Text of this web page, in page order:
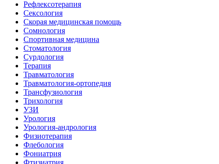
Рефлексотерапия
Сексология
Скорая медицинская помощь
Сомнология
Спортивная медицина
Стоматология
Сурдология
Терапия
Травматология
Травматология-ортопедия
Трансфузиология
Трихология
УЗИ
Урология
Урология-андрология
Физиотерапия
Флебология
Фониатрия